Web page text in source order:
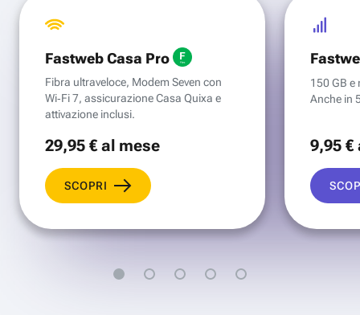
Fastweb Casa Pro
Fibra ultraveloce, Modem Seven con
Wi‑Fi 7, assicurazione Casa Quixa e
attivazione inclusi.
29,95 €al mese
SCOPRI
150 GB e
Anche in
9,95 €